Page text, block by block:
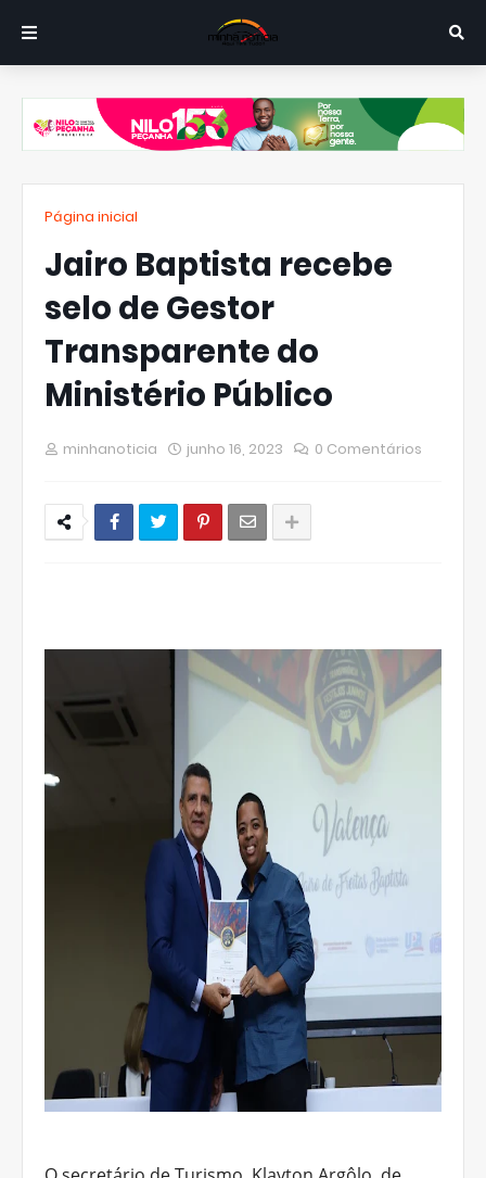
Página inicial
Jairo Baptista recebe
selo de Gestor
Transparente do
Ministério Público
minhanoticia junho 16, 2023 0 Comentários